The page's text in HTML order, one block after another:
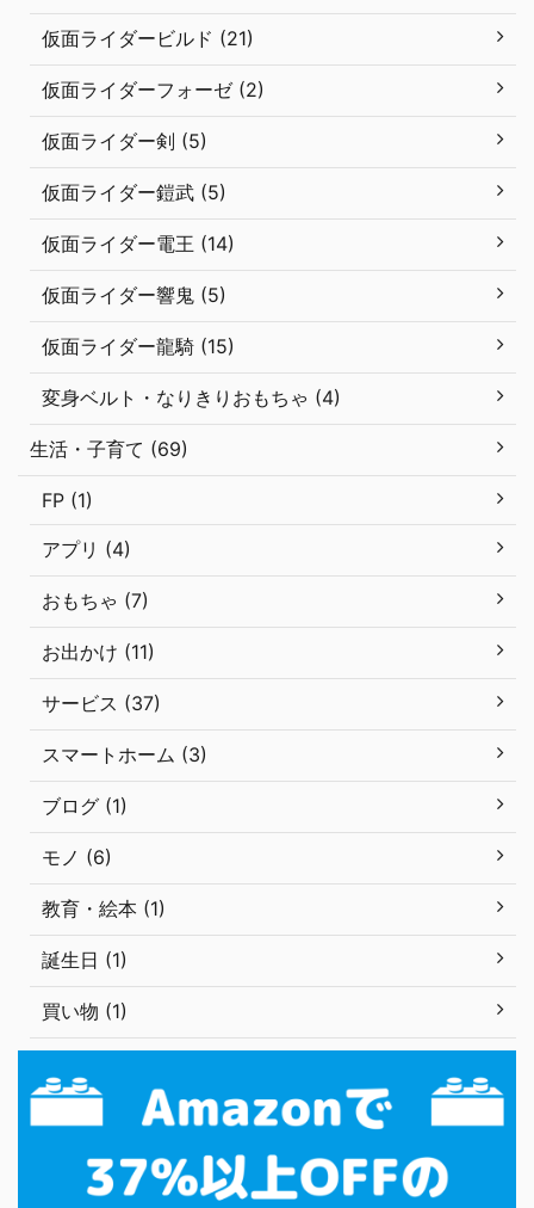
仮面ライダービルド (21)
仮面ライダーフォーゼ (2)
仮面ライダー剣 (5)
仮面ライダー鎧武 (5)
仮面ライダー電王 (14)
仮面ライダー響鬼 (5)
仮面ライダー龍騎 (15)
変身ベルト・なりきりおもちゃ (4)
生活・子育て (69)
FP (1)
アプリ (4)
おもちゃ (7)
お出かけ (11)
サービス (37)
スマートホーム (3)
ブログ (1)
モノ (6)
教育・絵本 (1)
誕生日 (1)
買い物 (1)